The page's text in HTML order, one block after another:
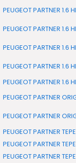
PEUGEOT PARTNER 1.6
PEUGEOT PARTNER 1.6
PEUGEOT PARTNER 1.6
PEUGEOT PARTNER 1.6
PEUGEOT PARTNER 1.6
PEUGEOT PARTNER
PEUGEOT PARTNER
PEUGEOT PARTNER
PEUGEOT PARTNER
PEUGEOT PARTNER